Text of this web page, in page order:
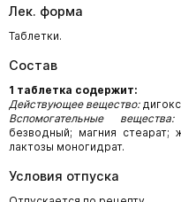
Лек. форма
Таблетки.
Состав
1 таблетка содержит:
Действующее вещество:
Вспомогательные вещества:
безводный; магния стеарат;
лактозы моногидрат.
Условия отпуска